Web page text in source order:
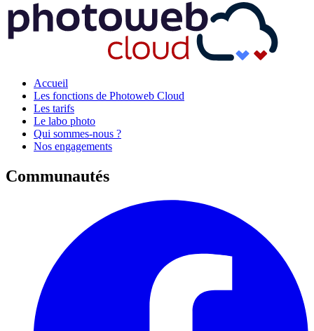
Accueil
Les fonctions de Photoweb Cloud
Les tarifs
Le labo photo
Qui sommes-nous ?
Nos engagements
Communautés